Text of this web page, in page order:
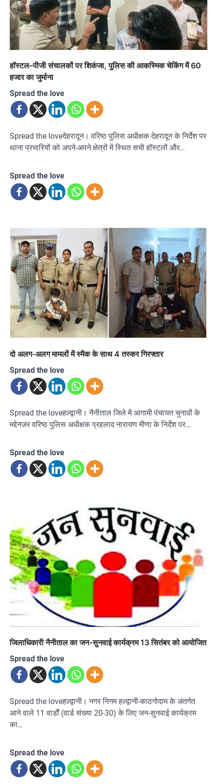
हॉस्टल–पीजी संचालकों पर शिकंजा, पुलिस की आकस्मिक चेकिंग में 60
हजार का जुर्माना
Spread the love
Spread the loveदेहरादून। वरिष्ठ पुलिस अधीक्षक देहरादून के निर्देश पर
थाना प्रभारियों को अपने-अपने क्षेत्रों में स्थित सभी हॉस्टलों और…
Spread the love
दो अलग-अलग मामलों में स्मैक के साथ 4 तस्कर गिरफ्तार
Spread the love
Spread the loveहल्द्वानी। नैनीताल जिले में आगामी पंचायत चुनावों के
मद्देनज़र वरिष्ठ पुलिस अधीक्षक प्रहलाद नारायण मीणा के निर्देश पर…
Spread the love
जिलाधिकारी नैनीताल का जन-सुनवाई कार्यक्रम 13 सितंबर को आयोजित
Spread the love
Spread the loveहल्द्वानी। नगर निगम हल्द्वानी-काठगोदाम के अंतर्गत
आने वाले 11 वार्डों (वार्ड संख्या 20-30) के लिए जन-सुनवाई कार्यक्रम
का…
Spread the love